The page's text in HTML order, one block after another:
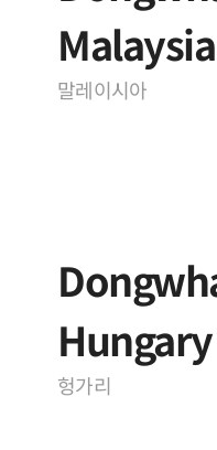
Malaysia
말레이시아
Hungary
헝가리